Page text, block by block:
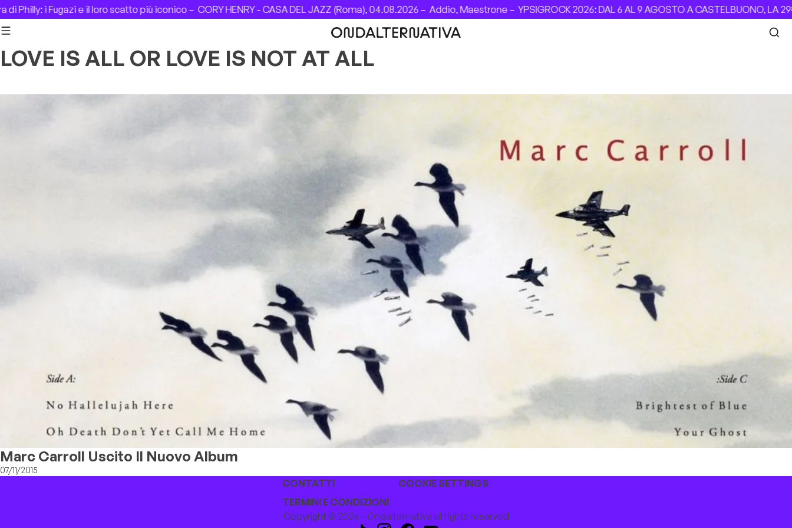
Skip to contenti Fugazi e il loro scatto più iconico –CORY HENRY - CASA DEL JAZZ (Roma), 04.08.2026 –Addio, Maestrone –YPSIGROCK 2026: DAL 6 AL 9 AGOSTO A CASTELBUONO, LA 29ª
LOVE IS ALL OR LOVE IS NOT AT ALL
Marc Carroll Uscito Il Nuovo Album
07/11/2015
CONTATTI
COOKIE SETTINGS
TERMINI E CONDIZIONI
Copyright © 2026 - Ondalternativa all rights reserved